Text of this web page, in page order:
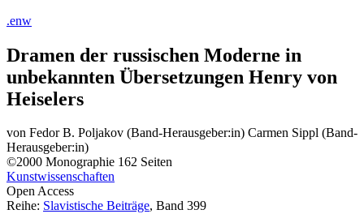
Dramen der russischen Moderne in
unbekannten Übersetzungen Henry von
vonFedor B. Poljakov (Band-Herausgeber:in)
Herausgeber:in)
©2000 Monographie
Kunstwissenschaften
Open Access